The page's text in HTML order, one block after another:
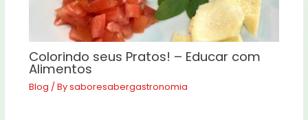
Colorindo seus Pratos! – Educar com
Alimentos
Blog / Bysaboresabergastronomia